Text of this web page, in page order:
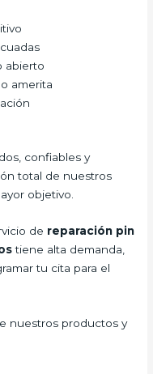
abierto
amerita
confiables y
total de nuestros
objetivo.
de reparación pin
tiene alta demanda,
tu cita para el
nuestros productos y